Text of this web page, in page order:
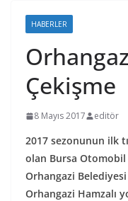
HABERLER
Çekişme
8 Mayıs 2017 editör
2017 sezonunun ilk
olan Bursa Otomobil
Orhangazi Belediyesi
Orhangazi Hamzalı